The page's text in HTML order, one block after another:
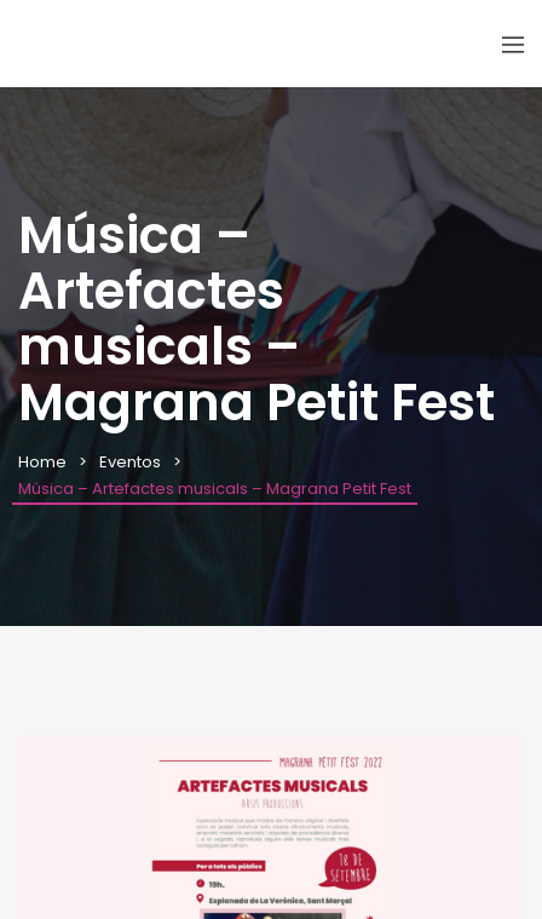
Música –
Artefactes
musicals –
Magrana Petit Fest
Home
Eventos
Música – Artefactes musicals – Magrana Petit Fest